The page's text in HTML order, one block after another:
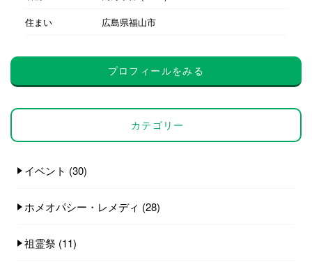
住まい
広島県福山市
プロフィールをみる
カテゴリー
イベント (30)
ホメオパシー・レメディ (28)
祖霊祭 (11)